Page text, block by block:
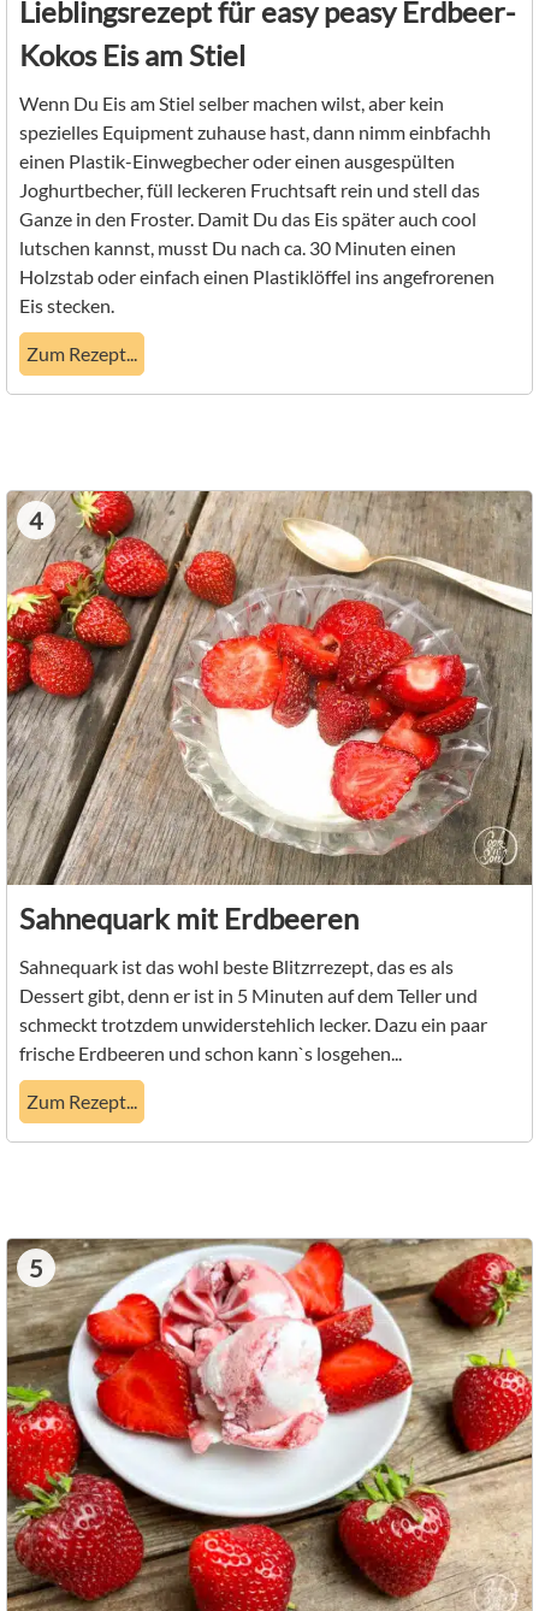
Lieblingsrezept für easy peasy Erdbeer-
Kokos Eis am Stiel
Wenn Du Eis am Stiel selber machen wilst, aber kein
spezielles Equipment zuhause hast, dann nimm einbfachh
einen Plastik-Einwegbecher oder einen ausgespülten
Joghurtbecher, füll leckeren Fruchtsaft rein und stell das
Ganze in den Froster. Damit Du das Eis später auch cool
lutschen kannst, musst Du nach ca. 30 Minuten einen
Holzstab oder einfach einen Plastiklöffel ins angefrorenen
Eis stecken.
Zum Rezept...
4
Sahnequark mit Erdbeeren
Sahnequark ist das wohl beste Blitzrrezept, das es als
Dessert gibt, denn er ist in 5 Minuten auf dem Teller und
schmeckt trotzdem unwiderstehlich lecker. Dazu ein paar
frische Erdbeeren und schon kann`s losgehen...
Zum Rezept...
5